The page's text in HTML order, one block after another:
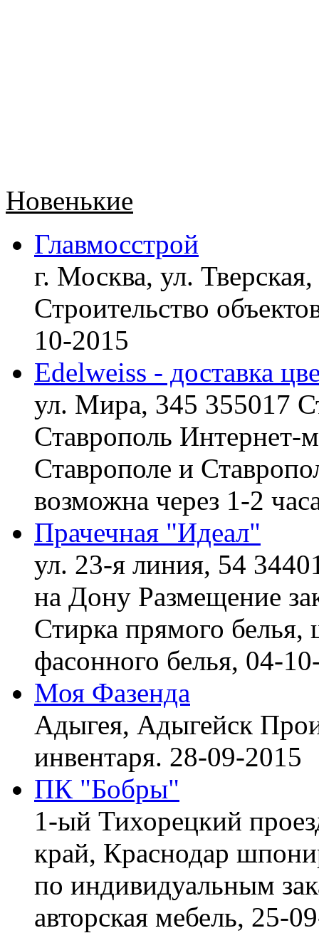
Новенькие
Главмосстрой
г. Москва, ул.
Строительство
10-2015
Edelweiss - доставка
ул. Мира, 345 355017
Ставрополь Интернет-
Ставрополе и
возможна через 1-2
Прачечная "Идеал"
ул. 23-я линия, 54
на Дону Размещение
Стирка прямого
фасонного белья, 04-
Моя Фазенда
Адыгея, Адыгейск
инвентаря. 28-09-2015
ПК "Бобры"
1-ый Тихорецкий
край, Краснодар
по индивидуальным
авторская мебель, 25-